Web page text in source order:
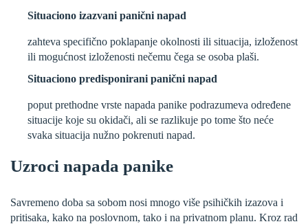
Situaciono izazvani panični napad
zahteva specifično poklapanje okolnosti ili situacija, izloženost
ili mogućnost izloženosti nečemu čega se osoba plaši.
Situaciono predisponirani panični napad
poput prethodne vrste napada panike podrazumeva određene
situacije koje su okidači, ali se razlikuje po tome što neće
svaka situacija nužno pokrenuti napad.
Uzroci napada panike
Savremeno doba sa sobom nosi mnogo više psihičkih izazova i
pritisaka, kako na poslovnom, tako i na privatnom planu. Kroz rad